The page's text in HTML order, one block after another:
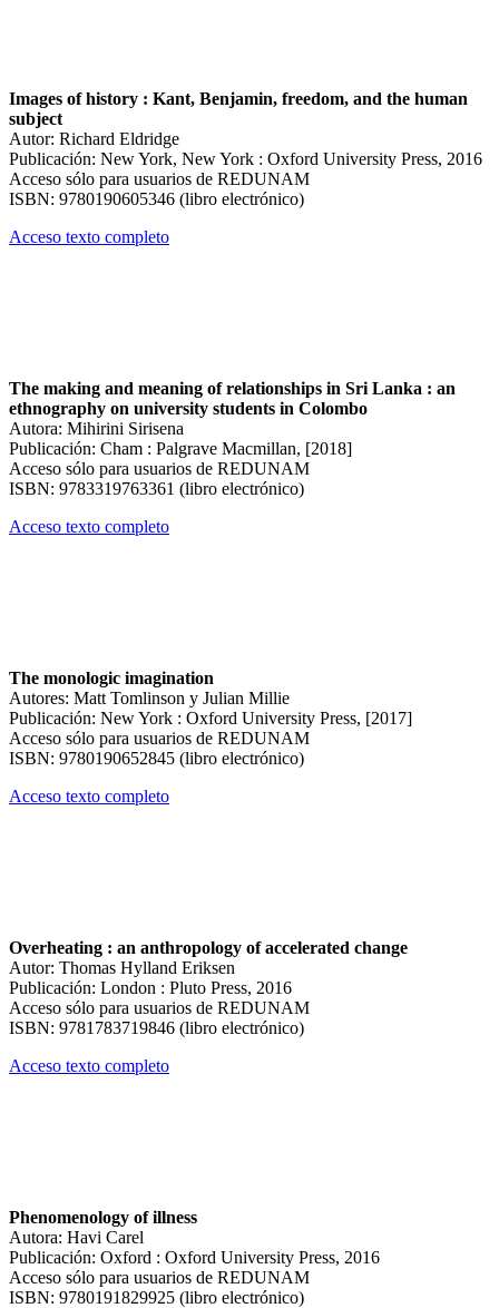
Images of history : Kant, Benjamin, freedom, and the human
subject
Autor: Richard Eldridge
Publicación: New York, New York : Oxford University Press, 2016
Acceso sólo para usuarios de REDUNAM
ISBN: 9780190605346 (libro electrónico)
Acceso texto completo
The making and meaning of relationships in Sri Lanka : an
ethnography on university students in Colombo
Autora: Mihirini Sirisena
Publicación: Cham : Palgrave Macmillan, [2018]
Acceso sólo para usuarios de REDUNAM
ISBN: 9783319763361 (libro electrónico)
Acceso texto completo
The monologic imagination
Autores: Matt Tomlinson y Julian Millie
Publicación: New York : Oxford University Press, [2017]
Acceso sólo para usuarios de REDUNAM
ISBN: 9780190652845 (libro electrónico)
Acceso texto completo
Overheating : an anthropology of accelerated change
Autor: Thomas Hylland Eriksen
Publicación: London : Pluto Press, 2016
Acceso sólo para usuarios de REDUNAM
ISBN: 9781783719846 (libro electrónico)
Acceso texto completo
Phenomenology of illness
Autora: Havi Carel
Publicación: Oxford : Oxford University Press, 2016
Acceso sólo para usuarios de REDUNAM
ISBN: 9780191829925 (libro electrónico)